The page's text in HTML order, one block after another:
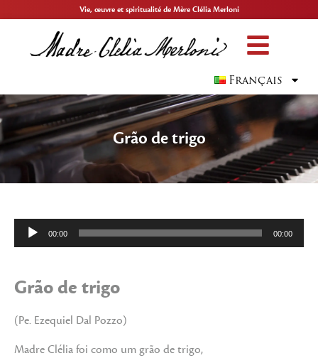
Vie, œuvre et spiritualité de Mère Clélia Merloni
Français
Grão de trigo
Lecteur
audio
00:00 00:00
Grão de trigo
(Pe. Ezequiel Dal Pozzo)
Madre Clélia foi como um grão de trigo,